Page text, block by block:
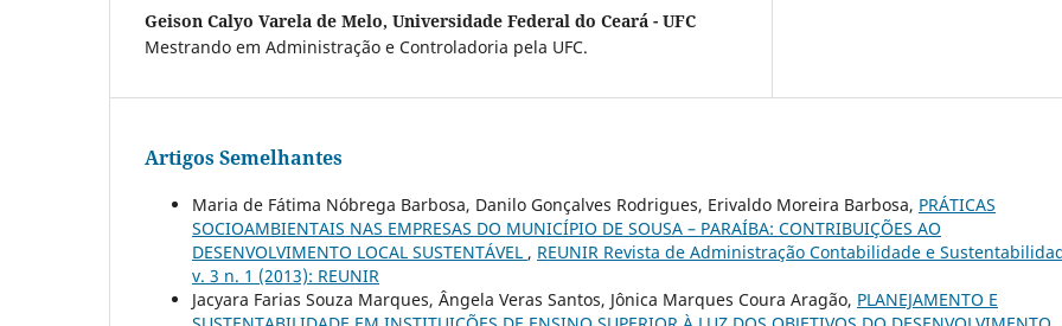
Geison Calyo Varela de Melo, Universidade Federal do Ceará - UFC
Mestrando em Administração e Controladoria pela UFC.
Artigos Semelhantes
Maria de Fátima Nóbrega Barbosa, Danilo Gonçalves Rodrigues, Erivaldo Moreira Barbosa, PRÁTICAS
SOCIOAMBIENTAIS NAS EMPRESAS DO MUNICÍPIO DE SOUSA – PARAÍBA: CONTRIBUIÇÕES AO
DESENVOLVIMENTO LOCAL SUSTENTÁVEL , REUNIR Revista de Administração Contabilidade e
v. 3 n. 1 (2013): REUNIR
Jacyara Farias Souza Marques, Ângela Veras Santos, Jônica Marques Coura Aragão, PLANEJAMENTO E